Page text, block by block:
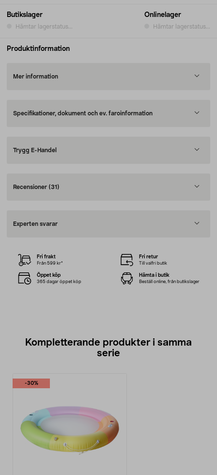
Butikslager
Hämtar lagerstatus...
Onlinelager
Hämtar lagerstatus...
Produktinformation
Mer information
Specifikationer, dokument och ev. faroinformation
Trygg E-Handel
Recensioner (31)
Experten svarar
Fri frakt
Från 599 kr*
Fri retur
Till valfri butik
Öppet köp
365 dagar öppet köp
Hämta i butik
Beställ online, från butikslager
Kompletterande produkter i samma
serie
-30%